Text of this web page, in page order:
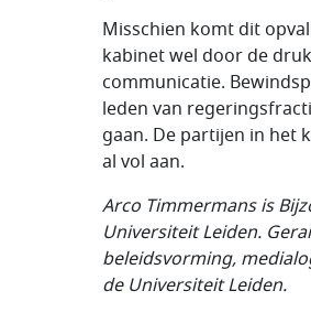
Misschien komt dit
kabinet wel door de
communicatie.
leden van
gaan. De partijen in het
al vol aan.
Arco Timmermans is
Universiteit Leiden.
beleidsvorming,
de Universiteit Leiden.